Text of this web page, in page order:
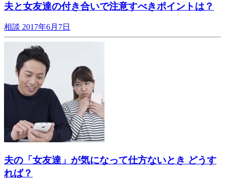
夫と女友達の付き合いで注意すべきポイントは？
相談 2017年6月7日
夫の「女友達」が気になって仕方ないとき どうす
れば？